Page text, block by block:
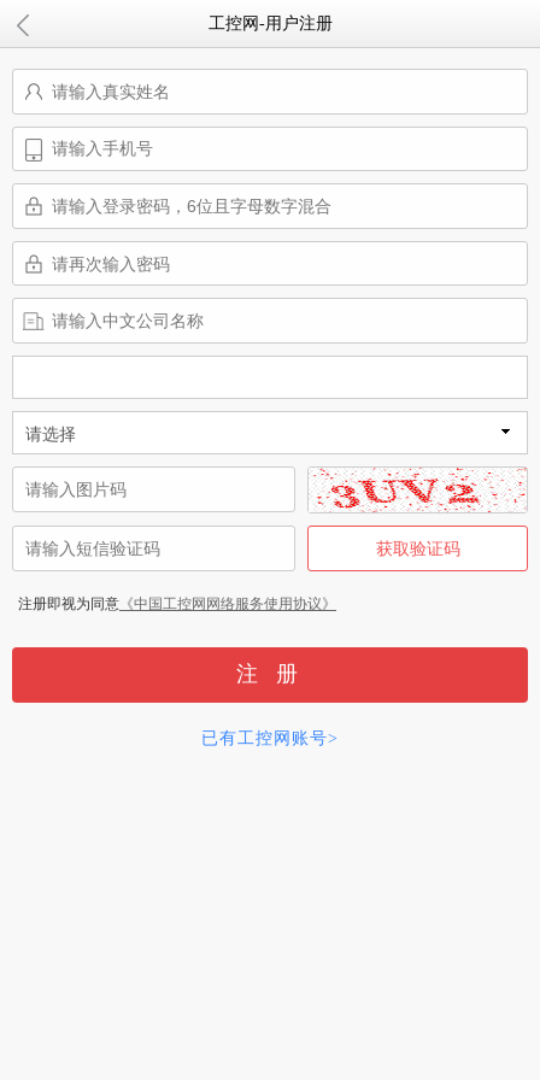
工控网-用户注册
请选择
注册即视为同意 《中国工控网网络服务使用协议》
已有工控网账号>